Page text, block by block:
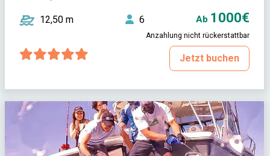
12,50 m 6 Ab 1000€
Anzahlung nicht rückerstattbar
Jetzt buchen